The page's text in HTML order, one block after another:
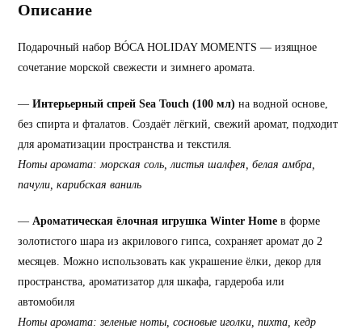
Описание
Подарочный набор BÓCA HOLIDAY MOMENTS — изящное
сочетание морской свежести и зимнего аромата.
—Интерьерный спрей Sea Touch (100 мл) на водной основе,
без спирта и фталатов. Создаёт лёгкий, свежий аромат, подходит
для ароматизации пространства и текстиля.
Ноты аромата: морская соль, листья шалфея, белая амбра,
пачули, карибская ваниль
—Ароматическая ёлочная игрушка Winter Home в форме
золотистого шара из акрилового гипса, сохраняет аромат до 2
месяцев. Можно использовать как украшение ёлки, декор для
пространства, ароматизатор для шкафа, гардероба или
автомобиля
Ноты аромата: зеленые ноты, сосновые иголки, пихта, кедр